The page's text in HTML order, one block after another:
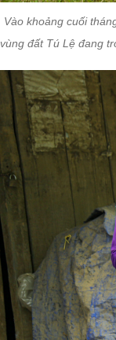
Vào khoảng cuối
vùng đất Tú Lệ đang